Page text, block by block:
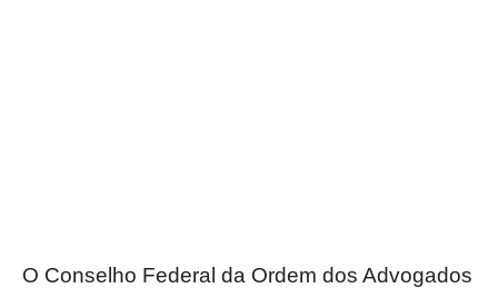
O Conselho Federal da Ordem dos Advogados